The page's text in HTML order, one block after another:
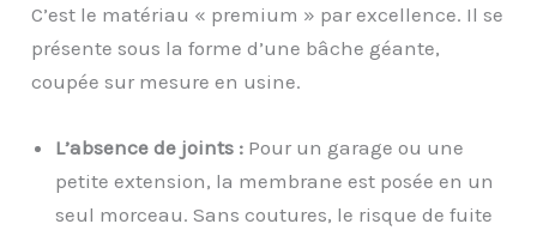
C’est le matériau « premium » par excellence. Il se
présente sous la forme d’une bâche géante,
coupée sur mesure en usine.
L’absence de joints : Pour un garage ou une
petite extension, la membrane est posée en un
seul morceau. Sans coutures, le risque de fuite